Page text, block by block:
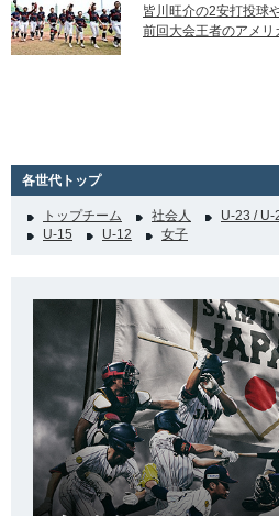
皆川旺介の2安打投球
前回大会王者のアメリ
各世代トップ
トップチーム 社会人 U-23 / U-
U-15
U-12 女子